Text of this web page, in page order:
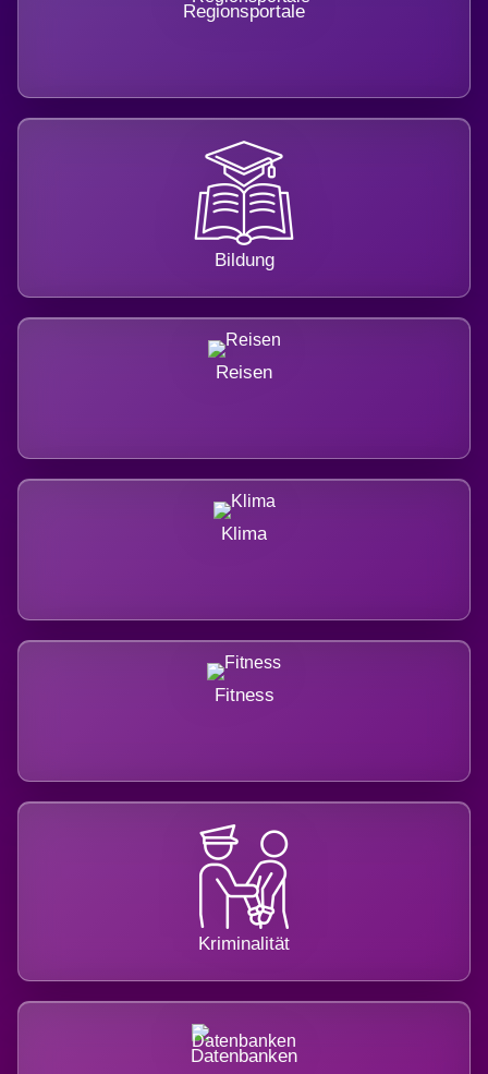
Regionsportale
Bildung
Reisen
Klima
Fitness
Kriminalität
Datenbanken